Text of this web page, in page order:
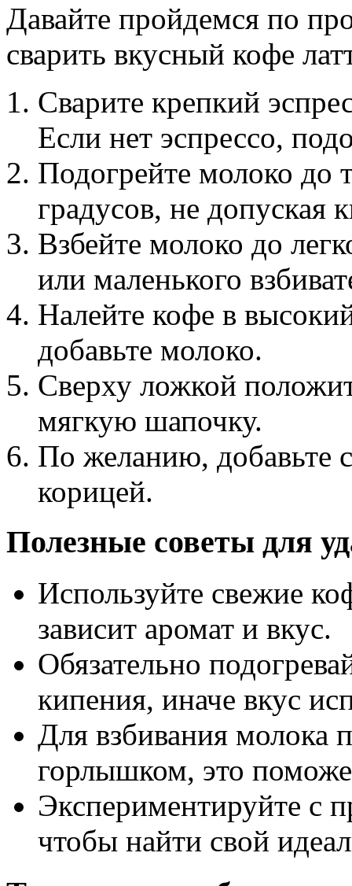
Давайте пройдемся по
сварить вкусный кофе
Сварите крепкий
Если нет эспрессо,
Подогрейте молоко до
градусов, не допуская
Взбейте молоко до
или маленького
Налейте кофе в
добавьте молоко.
Сверху ложкой
мягкую шапочку.
По желанию, добавьте
корицей.
Полезные советы для
Используйте свежие
зависит аромат и вкус.
Обязательно
кипения, иначе вкус
Для взбивания молока
горлышком, это
Экспериментируйте с
чтобы найти свой